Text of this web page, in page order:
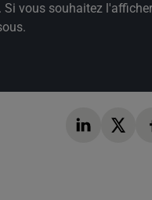
vous souhaitez